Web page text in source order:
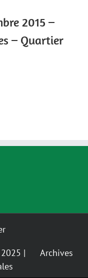
2015 –
– Quartier
|
Archives